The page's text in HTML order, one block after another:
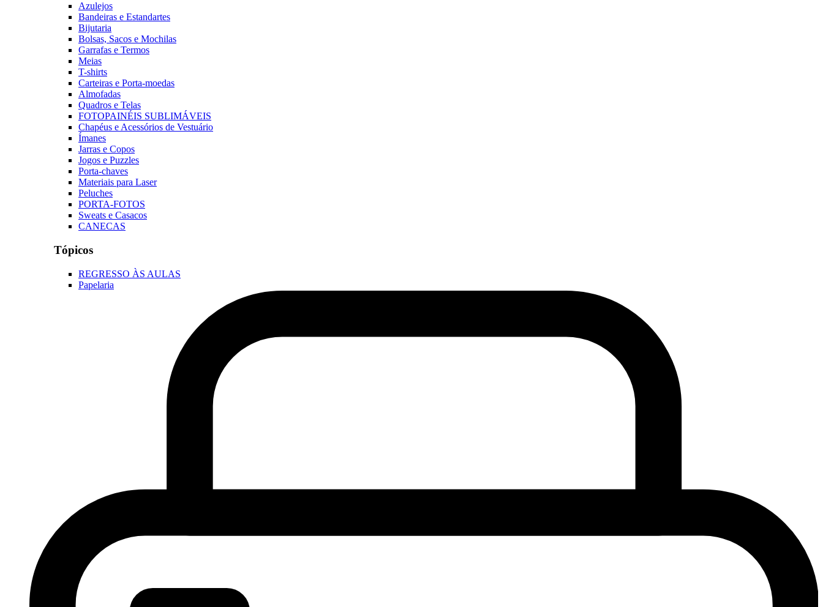
Azulejos
Bandeiras e Estandartes
Bijutaria
Bolsas, Sacos e Mochilas
Garrafas e Termos
Meias
T-shirts
Carteiras e Porta-moedas
Almofadas
Quadros e Telas
FOTOPAINÉIS SUBLIMÁVEIS
Chapéus e Acessórios de Vestuário
Ímanes
Jarras e Copos
Jogos e Puzzles
Porta-chaves
Materiais para Laser
Peluches
PORTA-FOTOS
Sweats e Casacos
CANECAS
Tópicos
REGRESSO ÀS AULAS
Papelaria